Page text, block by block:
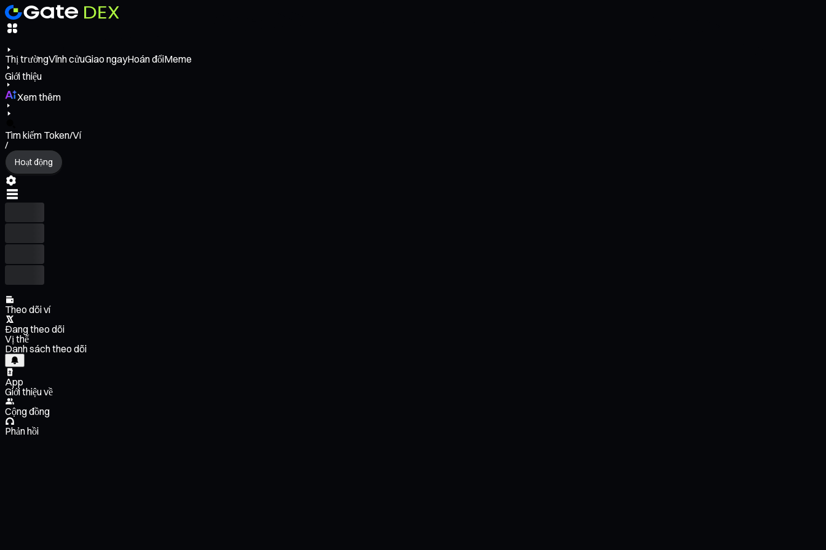
Thị trườngVĩnh cửuGiao ngayHoán đổiMeme
Giới thiệu
Xem thêm
Tìm kiếm Token/Ví
/
Hoạt động
Theo dõi ví
Đang theo dõi
Vị thế
Danh sách theo dõi
App
Giới thiệu về
Cộng đồng
Phản hồi